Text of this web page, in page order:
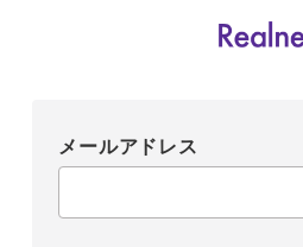
メールアドレス